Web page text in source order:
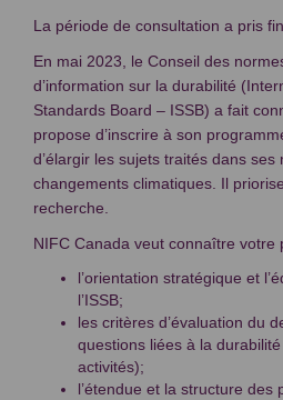
La période de consultation a pris fin.
En mai 2023, le Conseil des
d’information sur la durabilité
Standards Board – ISSB) a fait
propose d’inscrire à son
d’élargir les sujets traités dans
changements climatiques. Il
recherche.
NIFC Canada veut connaître votre
l’orientation stratégique et
l’ISSB;
les critères d’évaluation du
questions liées à la
activités);
l’étendue et la structure des